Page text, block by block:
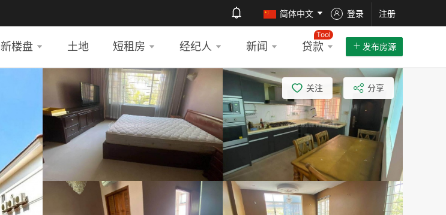
简体中文 登录 注册
新楼盘 土地 短租房 经纪人 新闻 贷款
Tool
发布房源
关注 分享